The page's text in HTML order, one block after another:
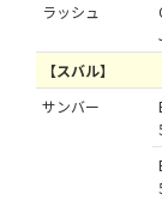
ラッシュ
【スバル】
サンバー